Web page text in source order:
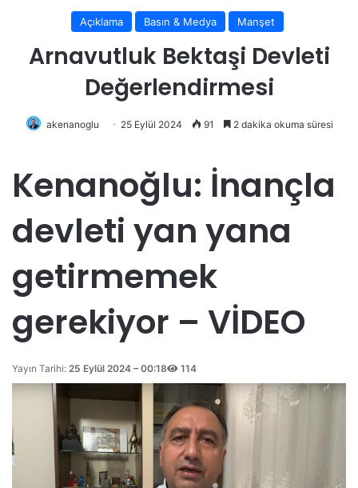
Açıklama Basın & Medya Manşet
Arnavutluk Bektaşi Devleti
Değerlendirmesi
akenanoglu 25 Eylül 2024 91 2 dakika okuma süresi
Kenanoğlu: İnançla
devleti yan yana
getirmemek
gerekiyor – VİDEO
Yayın Tarihi: 25 Eylül 2024 – 00:18 114